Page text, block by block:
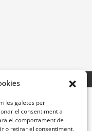
les galetes per
el consentiment a
el comportament de
o retirar el consentiment,